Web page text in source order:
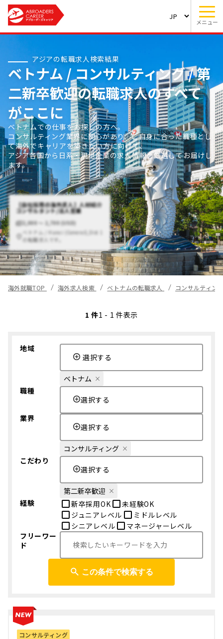
メニュー
アジアの転職求人検索結果
ベトナム / コンサルティング / 第
二新卒歓迎の転職求人のすべて
がここに
ベトナムでの仕事をお探しの方へ。
コンサルティング業界に関心があり、ご自身に合った職種とし
て海外でキャリアを築きたい方に向けて、
アジア各国から日系・現地企業の求人情報を厳選してお届けし
ます。
【自社採用の海外求人】人材紹介
コンサルタント/法人営業
2,000 〜 2,700 (USD)
ベトナム / Hanoi (General),Dist 1
の転職求人です。
海外就職TOP 海外求人検索 ベトナムの転職求人 コンサルティン
1 件1 - 1 件表示
地域
選択する
ベトナム
職種
選択する
業界
選択する
コンサルティング
こだわり
選択する
第二新卒歓迎
経験
新卒採用OK
未経験OK
ジュニアレベル
ミドルレベル
シニアレベル
マネージャーレベル
フリーワー
ド
この条件で検索する
コンサルティング